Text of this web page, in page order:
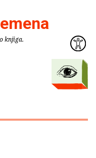
knjiga.